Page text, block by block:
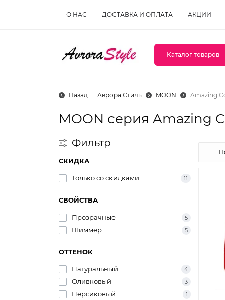
О НАС ДОСТАВКА И ОПЛАТА АКЦИИ
Каталог товаров
Назад Аврора Стиль MOON Amazing
MOON cерия Amazing
Фильтр
СКИДКА
Только со cкидками 11
СВОЙСТВА
Прозрачные 5
Шиммер 5
ОТТЕНОК
Натуральный 4
Оливковый 3
Персиковый 1